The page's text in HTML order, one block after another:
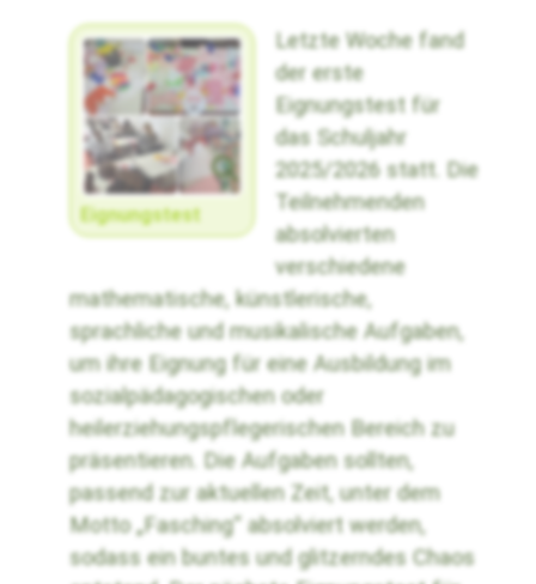
Eignungstest
Letzte Woche fand
der erste
Eignungstest für
das Schuljahr
2025/2026 statt. Die
Teilnehmenden
absolvierten
verschiedene
mathematische, künstlerische,
sprachliche und musikalische Aufgaben,
um ihre Eignung für eine Ausbildung im
sozialpädagogischen oder
heilerziehungspflegerischen Bereich zu
präsentieren. Die Aufgaben sollten,
passend zur aktuellen Zeit, unter dem
Motto „Fasching“ absolviert werden,
sodass ein buntes und glitzerndes Chaos